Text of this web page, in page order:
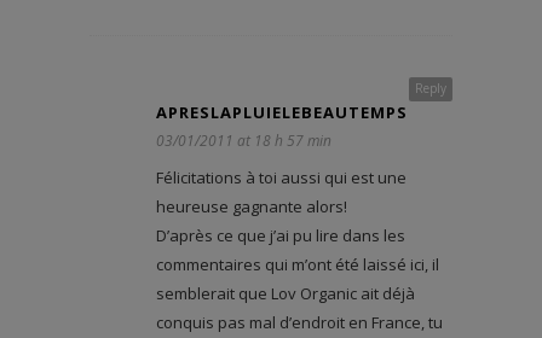
Reply
APRESLAPLUIELEBEAUTEMPS
03/01/2011 at 18 h 57 min
Félicitations à toi aussi qui est une
heureuse gagnante alors!
D’après ce que j’ai pu lire dans les
commentaires qui m’ont été laissé ici, il
semblerait que Lov Organic ait déjà
conquis pas mal d’endroit en France, tu